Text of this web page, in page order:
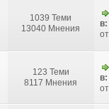
1039 Теми
13040 Мнения
в:
123 Теми
8117 Мнения
в: